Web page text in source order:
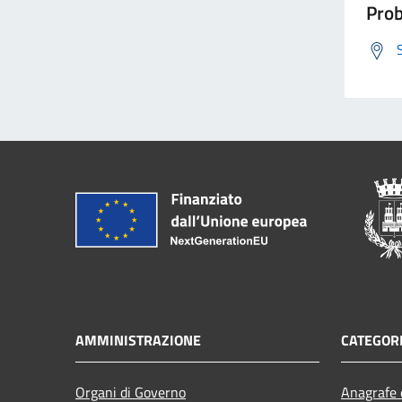
AMMINISTRAZIONE
Organi di Governo